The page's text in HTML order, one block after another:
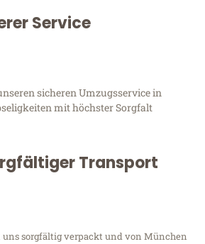
Service
sicheren Umzugsservice in
mit höchster Sorgfalt
Transport
sorgfältig verpackt und von München